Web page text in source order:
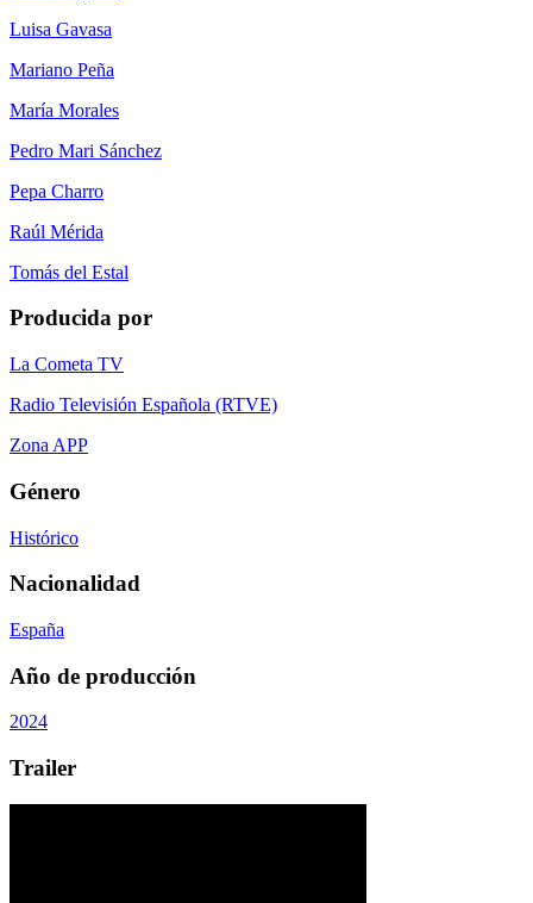
Luisa Gavasa
Mariano Peña
María Morales
Pedro Mari Sánchez
Pepa Charro
Raúl Mérida
Tomás del Estal
Producida por
La Cometa TV
Radio Televisión Española (RTVE)
Zona APP
Género
Histórico
Nacionalidad
España
Año de producción
2024
Trailer